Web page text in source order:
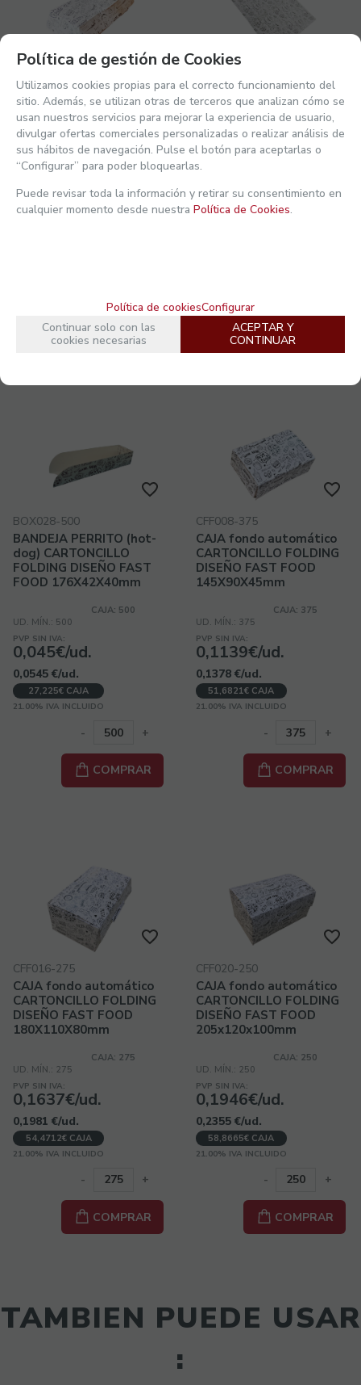
CAJA cónica PERRITO
(HOT-DOG)
CARTONCILLO FOLDING
225gr diseño FAST FOOD
203X90X69mm fondo
170x70mm PAQUETE: 510
UD. MÍN.: 510
PVP SIN IVA:
0,0999€/ud.
COMPRAR
FORMATOS ENVOLVER
HAMBURGUESAS PAPEL
ANTIGRASA DISEÑO
FAST FOOD 32gr
290X400mm
PVP SIN IVA:
0,0378€/ud.
COMPRAR
BOX028-500
BANDEJA PERRITO (hot-
dog) CARTONCILLO
FOLDING DISEÑO FAST
FOOD 176X42X40mm
CAJA: 500
UD. MÍN.: 500
PVP SIN IVA:
0,045€/ud.
0,0545 €/ud.
27,225€ CAJA
21.00% IVA INCLUIDO
- +
COMPRAR
CFF008-375
CAJA fondo automático
CARTONCILLO FOLDING
DISEÑO FAST FOOD
145X90X45mm
CAJA: 375
UD. MÍN.: 375
PVP SIN IVA:
0,1139€/ud.
0,1378 €/ud.
51,6821€ CAJA
21.00% IVA INCLUIDO
- +
COMPRAR
CFF016-275
CAJA fondo automático
CARTONCILLO FOLDING
DISEÑO FAST FOOD
180X110X80mm
CAJA: 275
UD. MÍN.: 275
PVP SIN IVA:
0,1637€/ud.
0,1981 €/ud.
54,4712€ CAJA
21.00% IVA INCLUIDO
- +
COMPRAR
CFF020-250
CAJA fondo automático
CARTONCILLO FOLDING
DISEÑO FAST FOOD
205x120x100mm
CAJA: 250
UD. MÍN.: 250
PVP SIN IVA:
0,1946€/ud.
0,2355 €/ud.
58,8665€ CAJA
21.00% IVA INCLUIDO
- +
COMPRAR
TAMBIEN PUEDE USAR
:
Ver mi actividad reciente
Política de gestión de Cookies
Utilizamos cookies propias para el correcto funcionamiento del
sitio. Además, se utilizan otras de terceros que analizan cómo se
usan nuestros servicios para mejorar la experiencia de usuario,
divulgar ofertas comerciales personalizadas o realizar análisis de
sus hábitos de navegación. Pulse el botón para aceptarlas o
“Configurar” para poder bloquearlas.
Puede revisar toda la información y retirar su consentimiento en
cualquier momento desde nuestra Política de Cookies.
Política de cookiesConfigurar
Continuar solo con las
cookies necesarias
ACEPTAR Y
CONTINUAR